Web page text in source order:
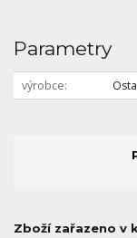
Parametry
výrobce
Zboží zařazeno v